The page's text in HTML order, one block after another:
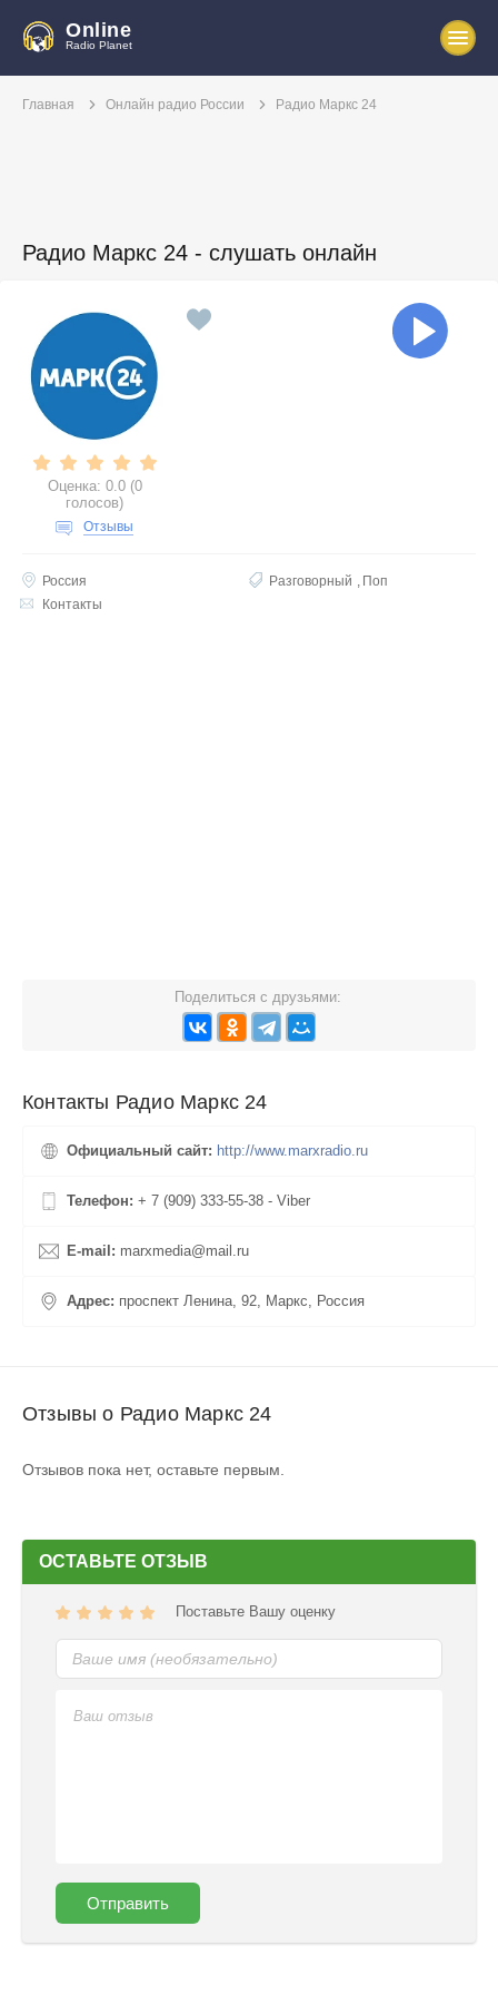
Online
Radio Planet
Главная Онлайн радио России Радио Маркс 24
Радио Маркс 24 - слушать онлайн
Оценка: 0.0 (0
голосов)
Отзывы
Россия Разговорный
Поп
Контакты
Поделиться с друзьями:
Контакты Радио Маркс 24
Официальный сайт: http://www.marxradio.ru
Телефон: + 7 (909) 333-55-38 - Viber
E-mail: marxmedia@mail.ru
Адрес: проспект Ленина, 92, Маркс, Россия
Отзывы о Радио Маркс 24
Отзывов пока нет, оставьте первым.
ОСТАВЬТЕ ОТЗЫВ
Поставьте Вашу оценку
Отправить